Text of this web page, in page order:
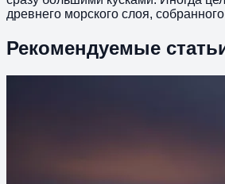
древнего морского слоя,
Рекомендуемые